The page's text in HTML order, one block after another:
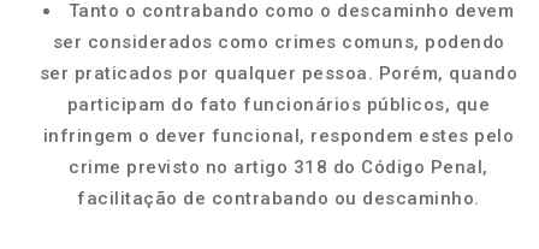
Tanto o contrabando como o descaminho devem
ser considerados como crimes comuns, podendo
ser praticados por qualquer pessoa. Porém, quando
participam do fato funcionários públicos, que
infringem o dever funcional, respondem estes pelo
crime previsto no artigo 318 do Código Penal,
facilitação de contrabando ou descaminho.